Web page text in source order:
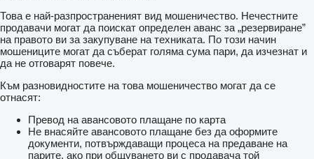
Това е най-разпространеният вид мошеничество. Нечестните
продавачи могат да поискат определен аванс за „резервиране”
на правото ви за закупуване на техниката. По този начин
мошениците могат да съберат голяма сума пари, да изчезнат и
да не отговарят повече.
Към разновидностите на това мошеничество могат да се
отнасят:
Превод на авансовото плащане по карта
Не внасяйте авансовото плащане без да оформите
документи, потвърждаващи процеса на предаване на
парите, ако при общуването ви с продавача той